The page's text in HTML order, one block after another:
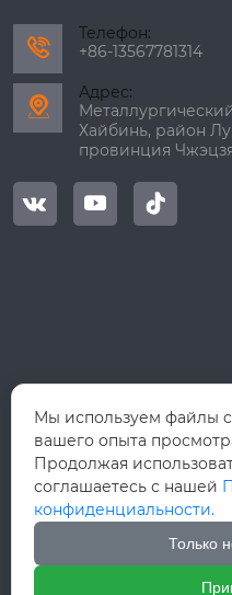

Телефон:
+86-13567781314

Адрес:
Хайбинь, район
провинция
  
Мы используем файлы
вашего опыта
Продолжая
соглашаетесь с нашей
конфиденциальности.
Только